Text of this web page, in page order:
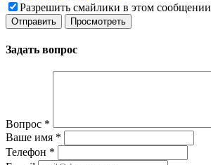
Разрешить смайлики в этом сообщении
Задать вопрос
Вопрос *
Ваше имя *
Телефон *